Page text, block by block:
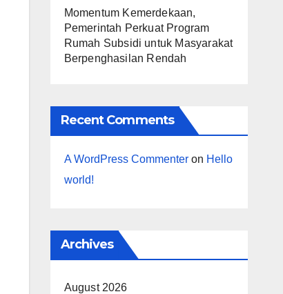
Momentum Kemerdekaan,
Pemerintah Perkuat Program
Rumah Subsidi untuk Masyarakat
Berpenghasilan Rendah
Recent Comments
A WordPress Commenteron Hello
world!
Archives
August 2026